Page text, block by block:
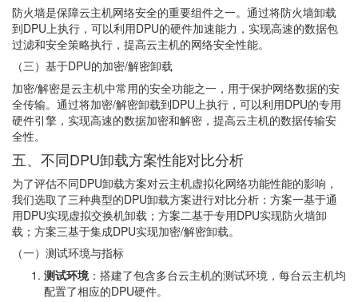
防火墙是保障云主机网络安全的重要组件之一。通过将防火墙卸载
到DPU上执行，可以利用DPU的硬件加速能力，实现高速的数据包
过滤和安全策略执行，提高云主机的网络安全性能。
（三）基于DPU的加密/解密卸载
加密/解密是云主机中常用的安全功能之一，用于保护网络数据的安
全传输。通过将加密/解密卸载到DPU上执行，可以利用DPU的专用
硬件引擎，实现高速的数据加密和解密，提高云主机的数据传输安
全性。
五、不同DPU卸载方案性能对比分析
为了评估不同DPU卸载方案对云主机虚拟化网络功能性能的影响，
我们选取了三种典型的DPU卸载方案进行对比分析：方案一基于通
用DPU实现虚拟交换机卸载；方案二基于专用DPU实现防火墙卸
载；方案三基于集成DPU实现加密/解密卸载。
（一）测试环境与指标
测试环境 ：搭建了包含多台云主机的测试环境，每台云主机均
配置了相应的DPU硬件。